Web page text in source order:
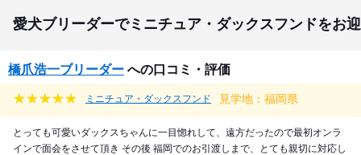
愛犬ブリーダーでミニチュア・ダックスフンドをお
橋爪浩一ブリーダーへの口コミ・評価
ミニチュア・ダックスフンド 見学地：福岡県
とっても可愛いダックスちゃんに一目惚れして、遠方だったので最初オンラ
インで面会をさせて頂き その後 福岡でのお引渡しまで、とても親切に対応し